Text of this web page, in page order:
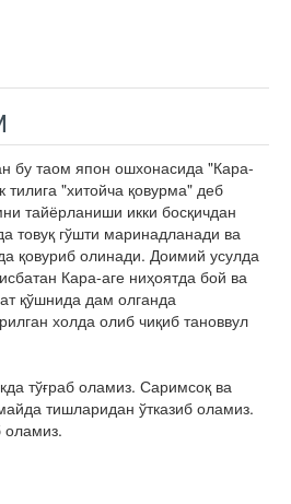
бу таом япон ошхонасида "Кара-
"хитойча қовурма" деб
тайёрланиши икки босқичдан
товуқ гўшти маринадланади ва
қовуриб олинади. Доимий усулда
Кара-аге ниҳоятда бой ва
қўшнида дам олганда
холда олиб чиқиб тановвул
тўғраб оламиз. Саримсоқ ва
тишларидан ўтказиб оламиз.
оламиз.